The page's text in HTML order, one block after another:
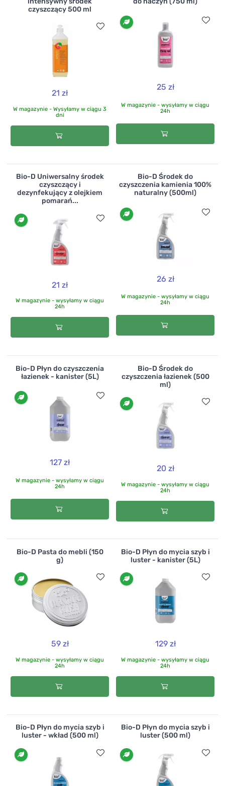
czyszczący 500 ml
21 zł
W magazynie - Wysyłamy w ciągu 3
dni
25 zł
W magazynie - wysyłamy w ciągu
24h
Bio-D Uniwersalny środek
czyszczący i
dezynfekujący z olejkiem
pomarań...
21 zł
W magazynie - wysyłamy w ciągu
24h
Bio-D Środek do
czyszczenia kamienia 100%
naturalny (500ml)
26 zł
W magazynie - wysyłamy w ciągu
24h
Bio-D Płyn do czyszczenia
łazienek - kanister (5L)
127 zł
W magazynie - wysyłamy w ciągu
24h
Bio-D Środek do
czyszczenia łazienek (500
ml)
20 zł
W magazynie - wysyłamy w ciągu
24h
Bio-D Pasta do mebli (150
g)
59 zł
W magazynie - wysyłamy w ciągu
24h
Bio-D Płyn do mycia szyb i
luster - kanister (5L)
129 zł
W magazynie - wysyłamy w ciągu
24h
Bio-D Płyn do mycia szyb i
luster - wkład (500 ml)
Bio-D Płyn do mycia szyb i
luster (500 ml)